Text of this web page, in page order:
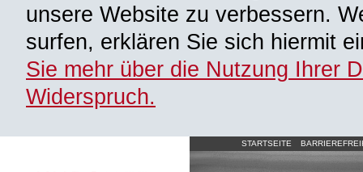
unsere Website zu verbessern.
surfen, erklären Sie sich hiermit
Sie mehr über die Nutzung Ihrer
Widerspruch.
STARTSEITE